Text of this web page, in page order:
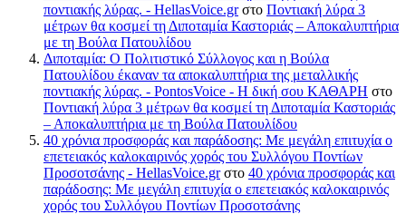
ποντιακής λύρας. - HellasVoice.grστο Ποντιακή λύρα 3
μέτρων θα κοσμεί τη Διποταμία Καστοριάς – Αποκαλυπτήρια
με τη Βούλα Πατουλίδου
Διποταμία: Ο Πολιτιστικό Σύλλογος και η Βούλα
Πατουλίδου έκαναν τα αποκαλυπτήρια της μεταλλικής
ποντιακής λύρας. - PontosVoice - H δική σου ΚΑΘΑΡΗ στο
Ποντιακή λύρα 3 μέτρων θα κοσμεί τη Διποταμία Καστοριάς
– Αποκαλυπτήρια με τη Βούλα Πατουλίδου
40 χρόνια προσφοράς και παράδοσης: Με μεγάλη επιτυχία ο
επετειακός καλοκαιρινός χορός του Συλλόγου Ποντίων
Προσοτσάνης - HellasVoice.grστο 40 χρόνια προσφοράς και
παράδοσης: Με μεγάλη επιτυχία ο επετειακός καλοκαιρινός
χορός του Συλλόγου Ποντίων Προσοτσάνης